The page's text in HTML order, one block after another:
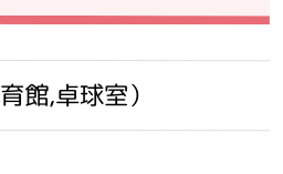
館,卓球室）